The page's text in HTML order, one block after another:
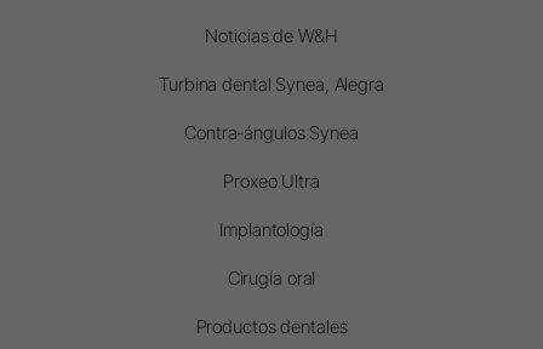
Noticias de W&H
Turbina dental Synea, Alegra
Contra-ángulos Synea
Proxeo Ultra
Implantología
Cirugía oral
Productos dentales